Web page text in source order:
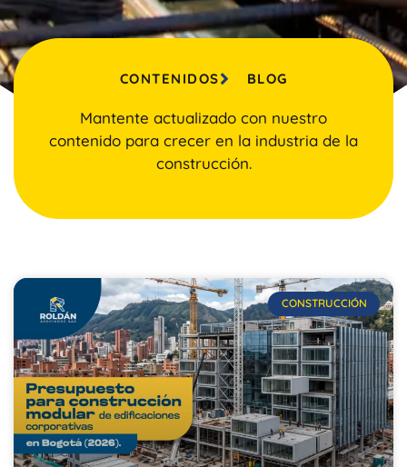
CONTENIDOS BLOG
Mantente actualizado con nuestro
contenido para crecer en la industria de la
construcción.
CONSTRUCCIÓN